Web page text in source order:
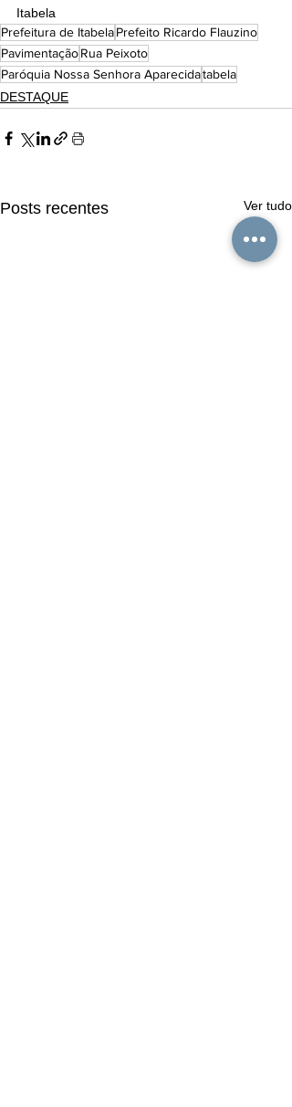
Itabela
Prefeitura de ItabelaPrefeito Ricardo Flauzino
PavimentaçãoRua Peixoto
Paróquia Nossa Senhora Aparecidatabela
DESTAQUE
Posts recentes Ver tudo